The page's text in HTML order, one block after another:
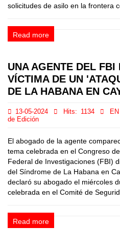
solicitudes de asilo en la frontera
Read more
UNA AGENTE DEL FBI
VÍCTIMA DE UN
DE LA HABANA EN
13-05-2024 Hits: 1134
de Edición
El abogado de la agente
tema celebrada en el Congreso
Federal de Investigaciones (FBI)
del Síndrome de La Habana en
declaró su abogado el miércoles
celebrada en el Comité de
Read more